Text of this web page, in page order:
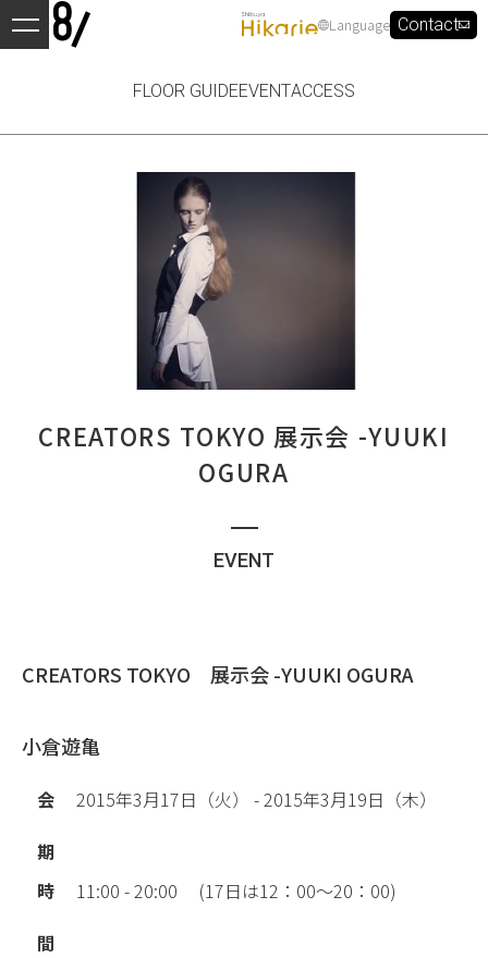
Language Contact
FLOOR GUIDEEVENTACCESS
CREATORS TOKYO 展示会 -YUUKI
OGURA
EVENT
CREATORS TOKYO 展示会 -YUUKI OGURA
小倉遊亀
会
期
2015年3月17日（火） - 2015年3月19日（木）
時
間
11:00 - 20:00 (17日は12：00～20：00)